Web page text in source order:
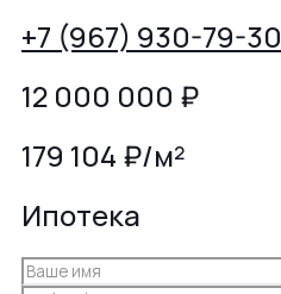
+7 (967) 930-79-30
12 000 000 ₽
179 104 ₽/м²
Ипотека